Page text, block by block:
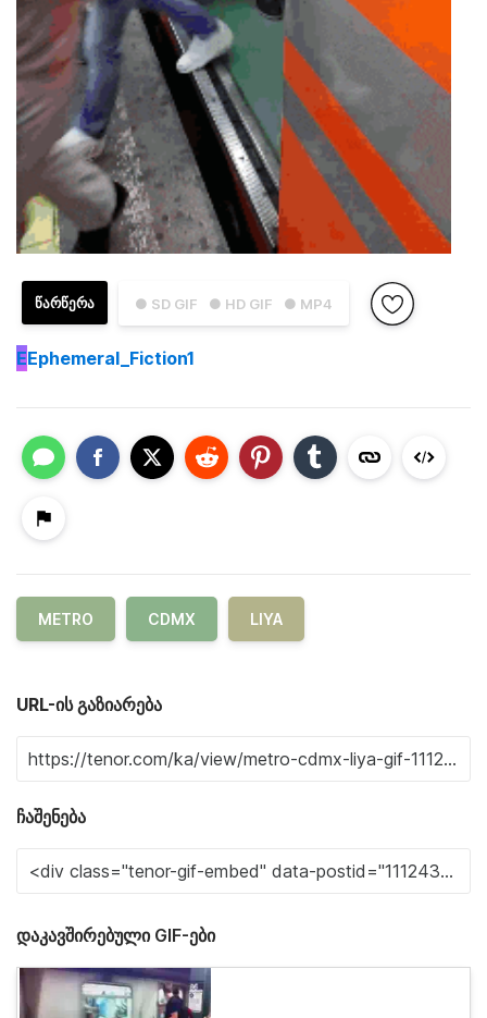
● SD GIF ● HD GIF ● MP4
ᲬᲐᲠᲬᲔᲠᲐ
EEphemeral_Fiction1
METRO CDMX LIYA
URL-ის გაზიარება
ჩაშენება
დაკავშირებული GIF-ები